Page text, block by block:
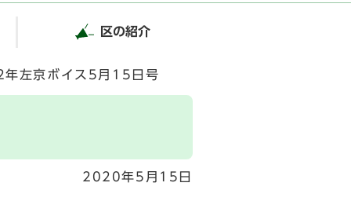
区の紹介
年左京ボイス5月15日号
2020年5月15日